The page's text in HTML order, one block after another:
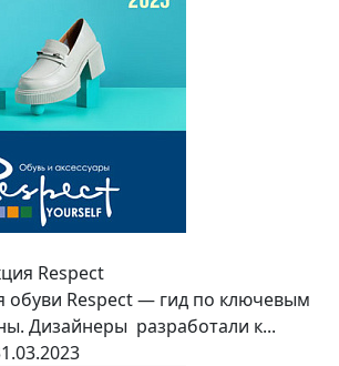
Respect
обуви Respect — гид по ключевым
Дизайнеры разработали к...